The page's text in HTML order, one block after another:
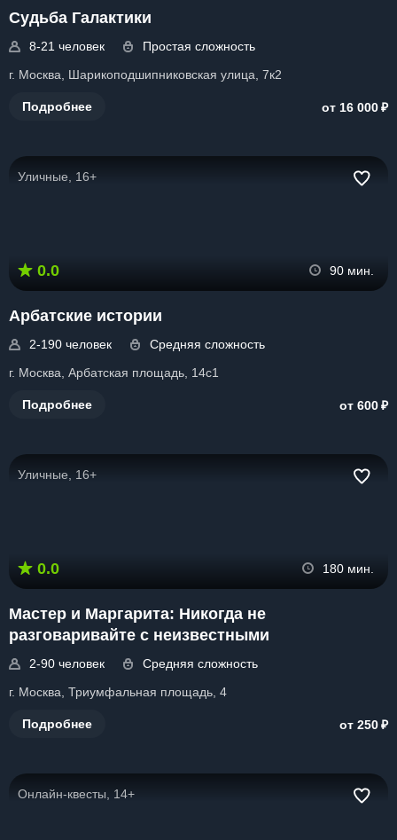
Судьба Галактики
8-21 человек
Простая сложность
г. Москва, Шарикоподшипниковская улица, 7к2
Подробнее от 16 000₽
Уличные, 16+
0.0 90 мин.
Арбатские истории
2-190 человек
Средняя сложность
г. Москва, Арбатская площадь, 14с1
Подробнее от 600₽
Уличные, 16+
0.0 180 мин.
Мастер и Маргарита: Никогда не
разговаривайте с неизвестными
2-90 человек
Средняя сложность
г. Москва, Триумфальная площадь, 4
Подробнее от 250₽
Онлайн-квесты, 14+